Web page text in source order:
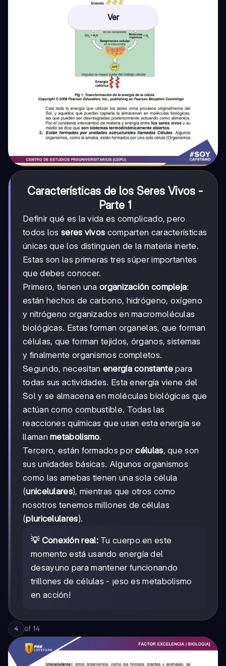
Ver
Características de los Seres Vivos -
Parte 1
Definir qué es la vida es complicado, pero
todos los seres vivos comparten características
únicas que los distinguen de la materia inerte.
Estas son las primeras tres súper importantes
que debes conocer.
Primero, tienen una organización compleja:
están hechos de carbono, hidrógeno, oxígeno
y nitrógeno organizados en macromoléculas
biológicas. Estas forman organelas, que forman
células, que forman tejidos, órganos, sistemas
y finalmente organismos completos.
Segundo, necesitan energía constantepara
todas sus actividades. Esta energía viene del
Sol y se almacena en moléculas biológicas que
actúan como combustible. Todas las
reacciones químicas que usan esta energía se
llamanmetabolismo.
Tercero, están formados porcélulas, que son
sus unidades básicas. Algunos organismos
como las amebas tienen una sola célula
(unicelulares), mientras que otros como
nosotros tenemos millones de células
(pluricelulares).
💡 Conexión real:Tu cuerpo en este
momento está usando energía del
desayuno para mantener funcionando
trillones de células - ¡eso es metabolismo
en acción!
4 of 14